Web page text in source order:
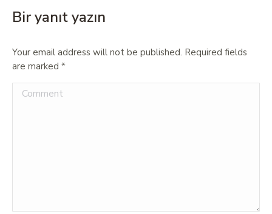
Bir yanıt yazın
Your email address will not be published. Required fields
are marked *
Comment